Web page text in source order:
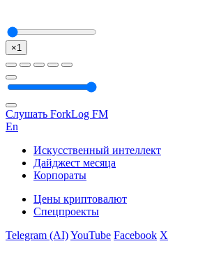
×1
Слушать ForkLog FM
En
Искусственный интеллект
Дайджест месяца
Корпораты
Цены криптовалют
Спецпроекты
Telegram (AI)YouTube Facebook X